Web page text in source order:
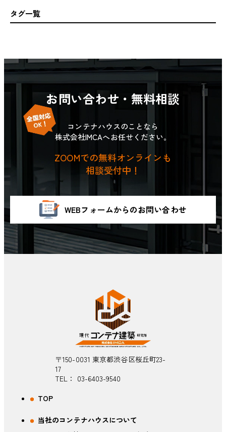
タグ一覧
お問い合わせ・無料相談
コンテナハウスのことなら
株式会社IMCAへお任せください。
ZOOMでの無料オンラインも
相談受付中！
WEBフォームからのお問い合わせ
〒150-0031 東京都渋谷区桜丘町23-
17
TEL： 03-6403-9540
TOP
当社のコンテナハウスについて